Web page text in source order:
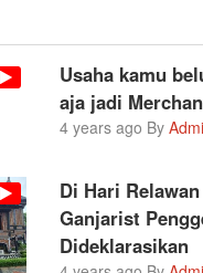
Usaha kamu
aja jadi
4 years ago By
Di Hari
Ganjarist
Dideklarasikan